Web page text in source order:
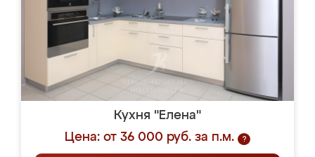
Кухня "Елена"
Цена: от 36 000 руб. за п.м.
?